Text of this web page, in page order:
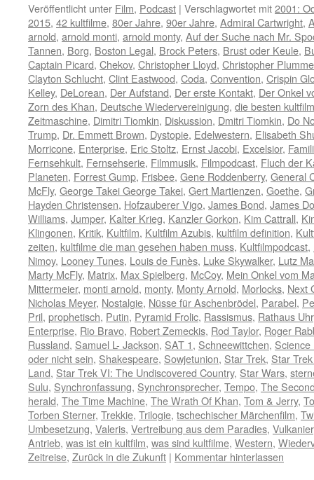
Veröffentlicht unter Film, Podcast | Verschlagwortet mit2001:
2015, 42 kultfilme, 80er Jahre, 90er Jahre, Admiral Cartwright,
arnold, arnold monti, arnold monty, Auf der Suche nach Mr.
Tannen, Borg, Boston Legal, Brock Peters, Brust oder Keule,
Captain Picard, Chekov, Christopher Lloyd, Christopher
Clayton Schlucht, Clint Eastwood, Coda, Convention, Crispin
Kelley, DeLorean, Der Aufstand, Der erste Kontakt, Der Onkel
Zorn des Khan, Deutsche Wiedervereinigung, die besten
Zeitmaschine, Dimitri Tiomkin, Diskussion, Dmitri Tiomkin, Do
Trump, Dr. Emmett Brown, Dystopie, Edelwestern, Elisabeth
Morricone, Enterprise, Eric Stoltz, Ernst Jacobi, Excelsior,
Fernsehkult, Fernsehserie, Filmmusik, Filmpodcast, Fluch der
Planeten, Forrest Gump, Frisbee, Gene Roddenberry, General
McFly, George Takei George Takei, Gert Martienzen, Goethe,
Hayden Christensen, Hofzauberer Vigo, James Bond, James
Williams, Jumper, Kalter Krieg, Kanzler Gorkon, Kim Cattrall,
Klingonen, Kritik, Kultfilm, Kultfilm Azubis, kultfilm definition,
zeiten, kultfilme die man gesehen haben muss, Kultfilmpodcast,
Nimoy, Looney Tunes, Louis de Funès, Luke Skywalker, Lutz
Marty McFly, Matrix, Max Spielberg, McCoy, Mein Onkel vom
Mittermeier, monti arnold, monty, Monty Arnold, Morlocks, Next
Nicholas Meyer, Nostalgie, Nüsse für Aschenbrödel, Parabel,
Pril, prophetisch, Putin, Pyramid Frolic, Rassismus, Rathaus Uhr
Enterprise, Rio Bravo, Robert Zemeckis, Rod Taylor, Roger
Russland, Samuel L- Jackson, SAT 1, Schneewittchen, Science
oder nicht sein, Shakespeare, Sowjetunion, Star Trek, Star
Land, Star Trek VI: The Undiscovered Country, Star Wars,
Sulu, Synchronfassung, Synchronsprecher, Tempo, The
herald, The Time Machine, The Wrath Of Khan, Tom & Jerry,
Torben Sterner, Trekkie, Trilogie, tschechischer Märchenfilm,
Umbesetzung, Valeris, Vertreibung aus dem Paradies, Vulkanier
Antrieb, was ist ein kultfilm, was sind kultfilme, Western,
Zeitreise, Zurück in die Zukunft | Kommentar hinterlassen